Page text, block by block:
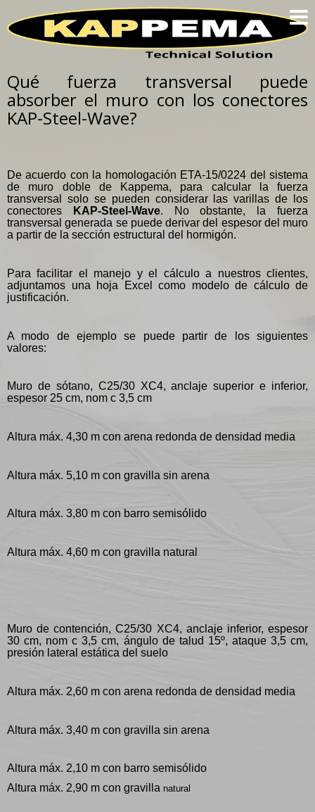
HOME PRODUCTOS TECNOLOGIA
QUIÉNES SOMOS
AVISO LEGAL
Qué fuerza transversal puede
absorber el muro con los conectores
KAP-Steel-Wave?
De acuerdo con la homologación ETA-15/0224 del sistema
de muro doble de Kappema, para calcular la fuerza
transversal solo se pueden considerar las varillas de los
conectores
KAP-Steel-Wave. No obstante, la fuerza
transversal generada se puede derivar del espesor del muro
a partir de la sección estructural del hormigón.
Para facilitar el manejo y el cálculo a nuestros clientes,
adjuntamos una hoja Excel como modelo de cálculo de
justificación.
A modo de ejemplo se puede partir de los siguientes
valores:
Muro de sótano, C25/30 XC4, anclaje superior e inferior,
espesor 25 cm, nom c 3,5 cm
Altura máx. 4,30 m con arena redonda de densidad media
Altura máx. 5,10 m con gravilla sin arena
Altura máx. 3,80 m con barro semisólido
Altura máx. 4,60 m con gravilla natural
Muro de contención, C25/30 XC4, anclaje inferior, espesor
30 cm, nom c 3,5 cm, ángulo de talud 15º, ataque 3,5 cm,
presión lateral estática del suelo
Altura máx. 2,60 m con arena redonda de densidad media
Altura máx. 3,40 m con gravilla sin arena
Altura máx. 2,10 m con barro semisólido
Altura máx. 2,90 m con gravilla natural